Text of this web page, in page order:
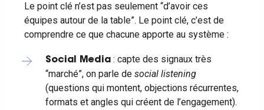
Le point clé n’est pas seulement “d’avoir ces
équipes autour de la table”. Le point clé, c’est de
comprendre ce que chacune apporte au système :
Social Media: capte des signaux très
“marché”, on parle de social listening
(questions qui montent, objections récurrentes,
formats et angles qui créent de l’engagement).